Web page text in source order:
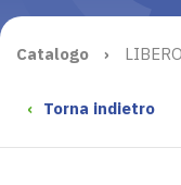
Catalogo ›
‹ Torna indietro